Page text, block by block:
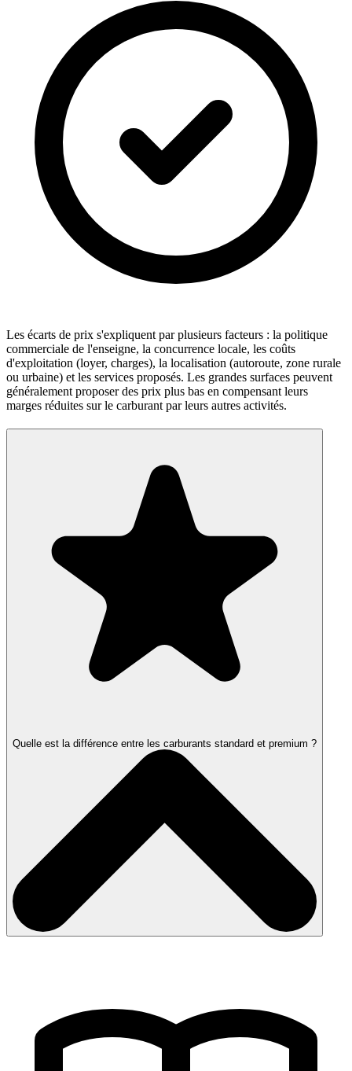
Les écarts de prix s'expliquent par plusieurs facteurs : la politique
commerciale de l'enseigne, la concurrence locale, les coûts
d'exploitation (loyer, charges), la localisation (autoroute, zone rurale
ou urbaine) et les services proposés. Les grandes surfaces peuvent
généralement proposer des prix plus bas en compensant leurs
marges réduites sur le carburant par leurs autres activités.
Quelle est la différence entre les carburants standard et premium ?